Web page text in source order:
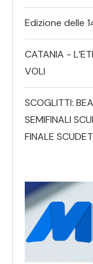
Edizione delle
CATANIA -
VOLI
SCOGLITTI:
SEMIFINALI
FINALE